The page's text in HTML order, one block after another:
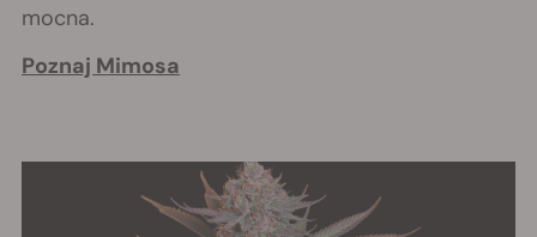
mocna.
Poznaj Mimosa